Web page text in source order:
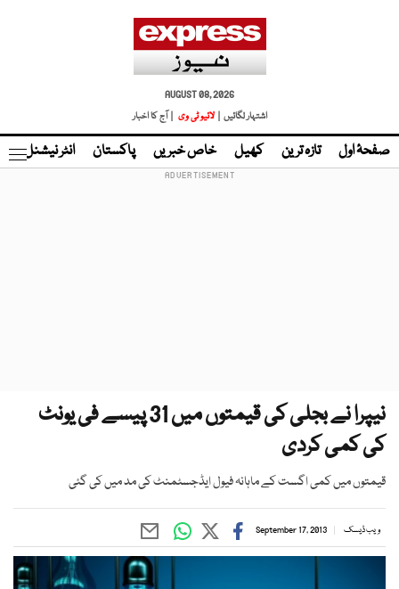
AUGUST 08, 2026
اشتہار لگائیں |
لائیو ٹی وی | آج کا اخبار
صفحۂ اول تازہ ترین کھیل خاص خبریں پاکستان انٹر نیشنل
نیپرا نے بجلی کی قیمتوں میں 31 پیسے فی یونٹ
کی کمی کردی
قیمتوں میں کمی اگست کے ماہانہ فیول ایڈجسٹمنٹ کی مد میں کی گئی
ویب ڈیسک September 17, 2013